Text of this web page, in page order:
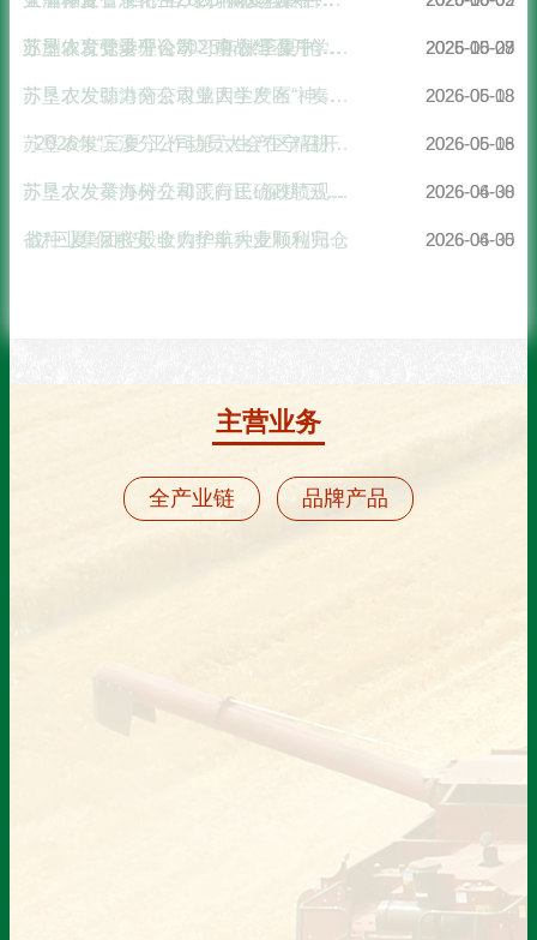
苏垦农发党委理论学习中心组召开学习会 2026-05-27
苏垦农发助力南京农业大学发布“神农慧种”系列农业智能体 2026-05-18
2026年“三夏”工作动员大会在宁召开 2026-05-16
苏垦农发举办树立和践行正确政绩观学习教育第二期读书班暨党委理论学习中心组学习会 2026-04-30
省种业集团控股收购华丰种业顺利完成产业整合迈出关键一步 2026-04-30
苏垦农发弶港分公司：鏖战“三夏”抢丰收 颗粒归仓保粮安 2026-06-08
苏垦农发弶港分公司第四生产区：奏响滩涂上的“三夏”交响曲 2026-06-08
苏垦农发滨淮分公司第六生产区精耕细作育壮秧 2026-06-08
苏垦农发黄海分公司丁向民: 深耕“三夏”主战场，实干担当护丰收 2026-06-08
战“三夏”保粮安 全力护航大麦颗粒归仓 2026-06-05
亚洲体育登录平台2025年秋季集中招聘公告（一） 2025-10-09
主营业务
全产业链 品牌产品